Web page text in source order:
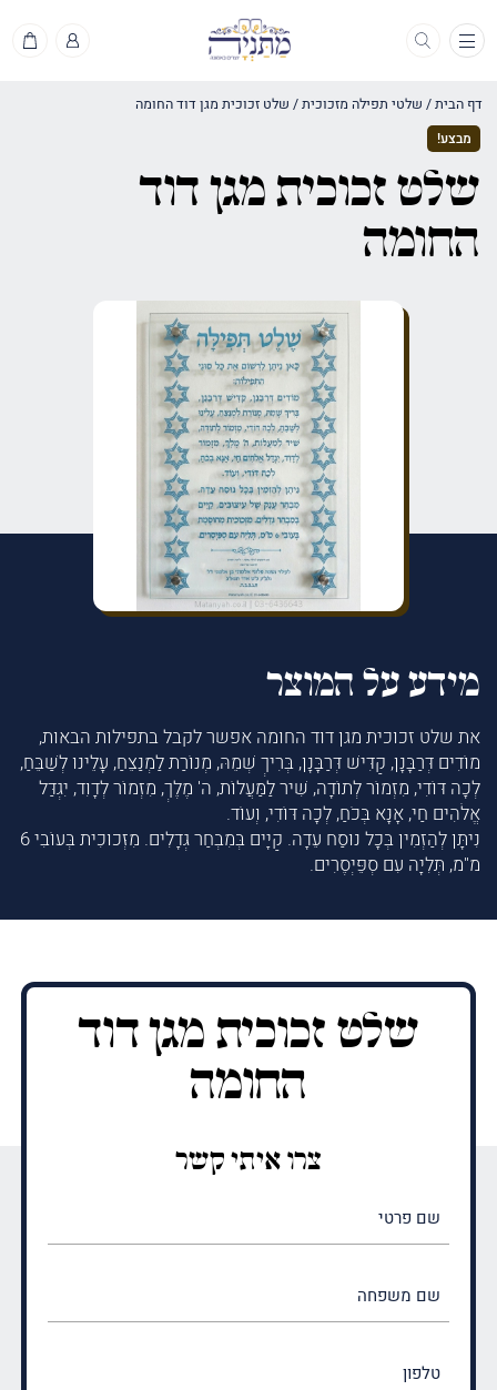
תפריט
דף הבית/ שלטי תפילה מזכוכית/ שלט זכוכית מגן דוד החומה
מבצע!
שלט זכוכית מגן דוד
החומה
מידע על המוצר
את שלט זכוכית מגן דוד החומה אפשר לקבל בתפילות הבאות,
מוֹדִים דְּרַבָּנָן, קַדִּישׁ דְּרַבָּנָן, בְּרִיךְ שְׁמֵהּ, מְנוֹרַת לַמְנַצֵּחַ, עָלֵינוּ לְשַׁבֵּחַ,
לְכָה דּוֹדִי, מִזְמוֹר לְתוֹדָה, שִׁיר לַמַּעֲלוֹת, ה' מֶלֶךְ, מִזְמוֹר לְדָוִד, יִגְדַּל
אֱלֹהִים חַי, אָנָּא בְּכֹחַ, לְכָה דּוֹדִי, וְעוֹד.
נִיתָּן לְהַזְמִין בְּכָל נוּסַח עֵדָה. קַיָּים בְּמִבְחַר גְּדָלִים. מִזְּכוּכִית בְּעוֹבִי 6
מ"מ, תְּלִיָּה עִם סְפֵּיְסֶרִים.
שלט זכוכית מגן דוד
החומה
צרו איתי קשר
(חובה)
(חובה)